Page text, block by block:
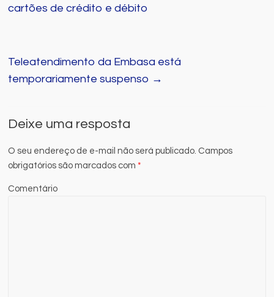
cartões de crédito e débito
Teleatendimento da Embasa está
temporariamente suspenso →
Deixe uma resposta
O seu endereço de e-mail não será publicado. Campos
obrigatórios são marcados com*
Comentário